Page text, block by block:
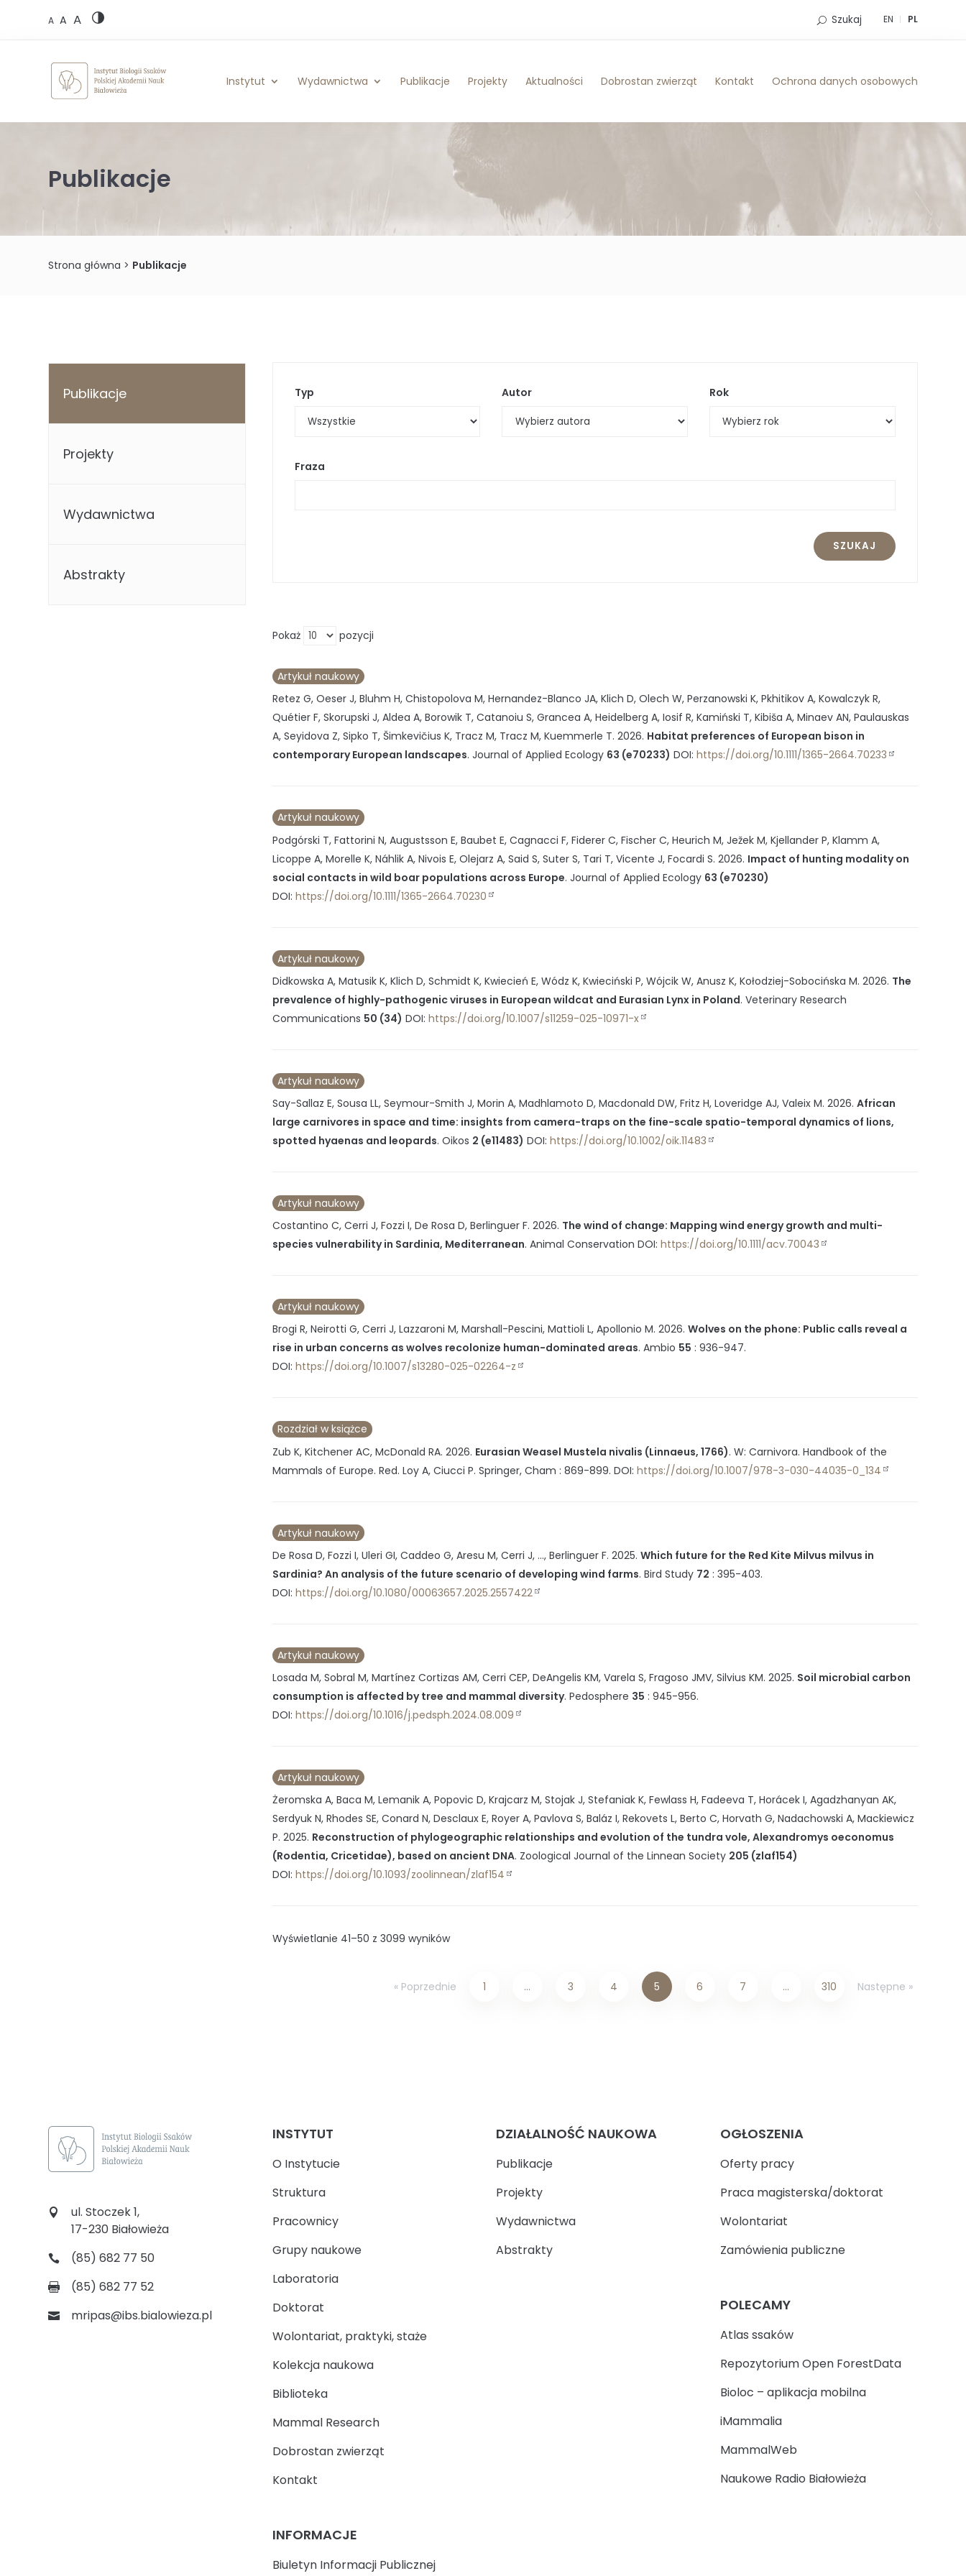
A A A EN PL
Szukaj
Instytut Wydawnictwa Publikacje Projekty Aktualności Dobrostan zwierząt Kontakt Ochrona danych osobowych
Publikacje
Strona główna > Publikacje
Publikacje
Projekty
Wydawnictwa
Abstrakty
Typ Autor Rok
Fraza
SZUKAJ
Pokaż pozycji
Artykuł naukowy
Retez G, Oeser J, Bluhm H, Chistopolova M, Hernandez-Blanco JA, Klich D, Olech W, Perzanowski K, Pkhitikov A, Kowalczyk R,
Quétier F, Skorupski J, Aldea A, Borowik T, Catanoiu S, Grancea A, Heidelberg A, Iosif R, Kamiński T, Kibiša A, Minaev AN, Paulauskas
A, Seyidova Z, Sipko T, Šimkevičius K, Tracz M, Tracz M, Kuemmerle T. 2026. Habitat preferences of European bison in
contemporary European landscapes. Journal of Applied Ecology 63 (e70233) DOI: https://doi.org/10.1111/1365-2664.70233
Artykuł naukowy
Podgórski T, Fattorini N, Augustsson E, Baubet E, Cagnacci F, Fiderer C, Fischer C, Heurich M, Ježek M, Kjellander P, Klamm A,
Licoppe A, Morelle K, Náhlik A, Nivois E, Olejarz A, Said S, Suter S, Tari T, Vicente J, Focardi S. 2026. Impact of hunting modality on
social contacts in wild boar populations across Europe. Journal of Applied Ecology 63 (e70230)
DOI: https://doi.org/10.1111/1365-2664.70230
Artykuł naukowy
Didkowska A, Matusik K, Klich D, Schmidt K, Kwiecień E, Wódz K, Kwieciński P, Wójcik W, Anusz K, Kołodziej-Sobocińska M. 2026. The
prevalence of highly-pathogenic viruses in European wildcat and Eurasian Lynx in Poland. Veterinary Research
Communications 50 (34) DOI: https://doi.org/10.1007/s11259-025-10971-x
Artykuł naukowy
Say-Sallaz E, Sousa LL, Seymour-Smith J, Morin A, Madhlamoto D, Macdonald DW, Fritz H, Loveridge AJ, Valeix M. 2026. African
large carnivores in space and time: insights from camera-traps on the fine-scale spatio-temporal dynamics of lions,
spotted hyaenas and leopards. Oikos 2 (e11483) DOI: https://doi.org/10.1002/oik.11483
Artykuł naukowy
Costantino C, Cerri J, Fozzi I, De Rosa D, Berlinguer F. 2026. The wind of change: Mapping wind energy growth and multi-
species vulnerability in Sardinia, Mediterranean. Animal Conservation DOI: https://doi.org/10.1111/acv.70043
Artykuł naukowy
Brogi R, Neirotti G, Cerri J, Lazzaroni M, Marshall-Pescini, Mattioli L, Apollonio M. 2026. Wolves on the phone: Public calls reveal a
rise in urban concerns as wolves recolonize human-dominated areas. Ambio 55 : 936-947.
DOI: https://doi.org/10.1007/s13280-025-02264-z
Rozdział w książce
Zub K, Kitchener AC, McDonald RA. 2026. Eurasian Weasel Mustela nivalis (Linnaeus, 1766). W: Carnivora. Handbook of the
Mammals of Europe. Red. Loy A, Ciucci P. Springer, Cham : 869-899. DOI: https://doi.org/10.1007/978-3-030-44035-0_134
Artykuł naukowy
De Rosa D, Fozzi I, Uleri GI, Caddeo G, Aresu M, Cerri J, ..., Berlinguer F. 2025. Which future for the Red Kite Milvus milvus in
Sardinia? An analysis of the future scenario of developing wind farms. Bird Study 72 : 395-403.
DOI: https://doi.org/10.1080/00063657.2025.2557422
Artykuł naukowy
Losada M, Sobral M, Martínez Cortizas AM, Cerri CEP, DeAngelis KM, Varela S, Fragoso JMV, Silvius KM. 2025. Soil microbial carbon
consumption is affected by tree and mammal diversity. Pedosphere 35 : 945-956.
DOI: https://doi.org/10.1016/j.pedsph.2024.08.009
Artykuł naukowy
Żeromska A, Baca M, Lemanik A, Popovic D, Krajcarz M, Stojak J, Stefaniak K, Fewlass H, Fadeeva T, Horácek I, Agadzhanyan AK,
Serdyuk N, Rhodes SE, Conard N, Desclaux E, Royer A, Pavlova S, Baláz I, Rekovets L, Berto C, Horvath G, Nadachowski A, Mackiewicz
P. 2025. Reconstruction of phylogeographic relationships and evolution of the tundra vole, Alexandromys oeconomus
(Rodentia, Cricetidae), based on ancient DNA. Zoological Journal of the Linnean Society 205 (zlaf154)
DOI: https://doi.org/10.1093/zoolinnean/zlaf154
Wyświetlanie 41–50 z 3099 wyników
« Poprzednie 1 … 3 4 5 6 7 … 310 Następne »
ul. Stoczek 1,
17-230 Białowieża
(85) 682 77 50
(85) 682 77 52
mripas@ibs.bialowieza.pl
INSTYTUT
O Instytucie
Struktura
Pracownicy
Grupy naukowe
Laboratoria
Doktorat
Wolontariat, praktyki, staże
Kolekcja naukowa
Biblioteka
Mammal Research
Dobrostan zwierząt
Kontakt
INFORMACJE
Biuletyn Informacji Publicznej
DZIAŁALNOŚĆ NAUKOWA
Publikacje
Projekty
Wydawnictwa
Abstrakty
OGŁOSZENIA
Oferty pracy
Praca magisterska/doktorat
Wolontariat
Zamówienia publiczne
POLECAMY
Atlas ssaków
Repozytorium Open ForestData
Bioloc – aplikacja mobilna
iMammalia
MammalWeb
Naukowe Radio Białowieża